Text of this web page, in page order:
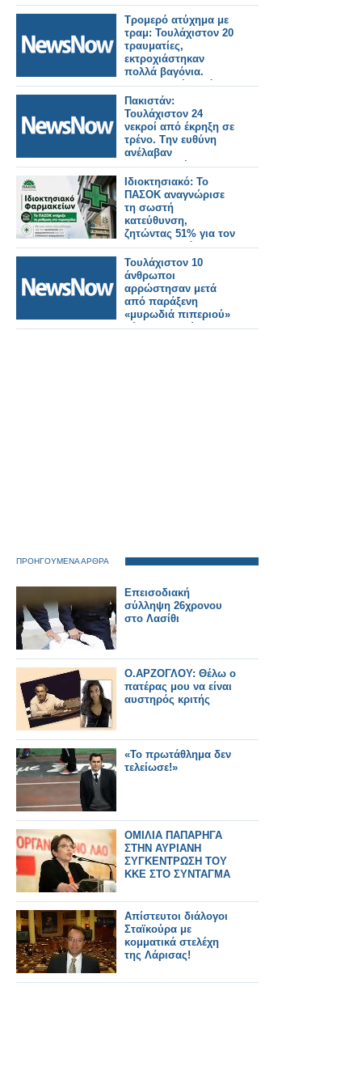
σύγκρουση τρένου
και λεωφορείου στη
Ζιμπάμπουε.
Τρομερό ατύχημα με
τραμ: Τουλάχιστον 20
τραυματίες,
εκτροχιάστηκαν
πολλά βαγόνια.
Σοκαριστικές εικόνες.
Πακιστάν:
Τουλάχιστον 24
νεκροί από έκρηξη σε
τρένο. Tην ευθύνη
ανέλαβαν
αυτονομιστές
μαχητές.
Ιδιοκτησιακό: Το
ΠΑΣΟΚ αναγνώρισε
τη σωστή
κατεύθυνση,
ζητώντας 51% για τον
φαρμακοποιό
Τουλάχιστον 10
άνθρωποι
αρρώστησαν μετά
από παράξενη
«μυρωδιά πιπεριού»
μέσα σε κινούμενο
ΠΡΟΗΓΟΥΜΕΝΑ ΑΡΘΡΑ
Επεισοδιακή
σύλληψη 26χρονου
στο Λασίθι
O.AΡΖΟΓΛΟΥ: Θέλω ο
πατέρας μου να είναι
αυστηρός κριτής
«To πρωτάθλημα δεν
τελείωσε!»
ΟΜΙΛΙΑ ΠΑΠΑΡΗΓΑ
ΣΤΗΝ ΑΥΡΙΑΝΗ
ΣΥΓΚΕΝΤΡΩΣΗ ΤΟΥ
ΚΚΕ ΣΤΟ ΣΥΝΤΑΓΜΑ
Απίστευτοι διάλογοι
Σταϊκούρα με
κομματικά στελέχη
της Λάρισας!